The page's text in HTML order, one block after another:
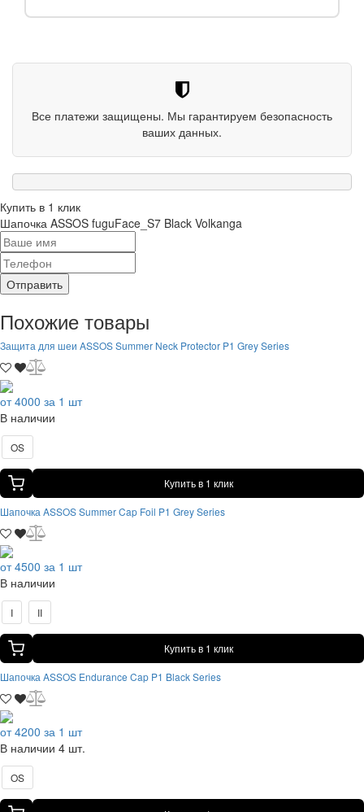
Все платежи защищены. Мы гарантируем безопасность
ваших данных.
Купить в 1 клик
Шапочка ASSOS fuguFace_S7 Black Volkanga
Отправить
Похожие товары
Защита для шеи ASSOS Summer Neck Protector P1 Grey Series
от 4000 за 1 шт
В наличии
OS
Купить в 1 клик
Шапочка ASSOS Summer Cap Foil P1 Grey Series
от 4500 за 1 шт
В наличии
I II
Купить в 1 клик
Шапочка ASSOS Endurance Cap P1 Black Series
от 4200 за 1 шт
В наличии 4 шт.
OS